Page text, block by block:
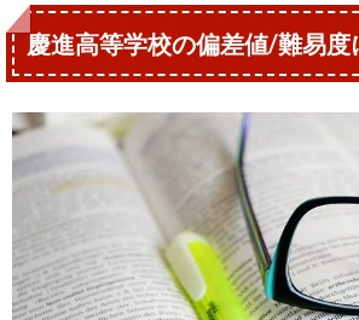
慶進高等学校の偏差値/難易度